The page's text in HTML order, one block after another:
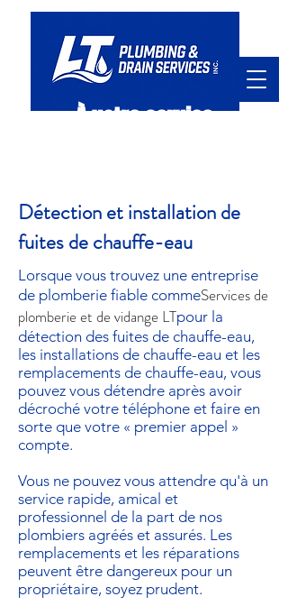
À votre service
Détection et installation de
fuites de chauffe-eau
Lorsque vous trouvez une entreprise
de plomberie fiable commeServices de
plomberie et de vidange LTpour la
détection des fuites de chauffe-eau,
les installations de chauffe-eau et les
remplacements de chauffe-eau, vous
pouvez vous détendre après avoir
décroché votre téléphone et faire en
sorte que votre « premier appel »
compte.
Vous ne pouvez vous attendre qu'à un
service rapide, amical et
professionnel de la part de nos
plombiers agréés et assurés. Les
remplacements et les réparations
peuvent être dangereux pour un
propriétaire, soyez prudent.